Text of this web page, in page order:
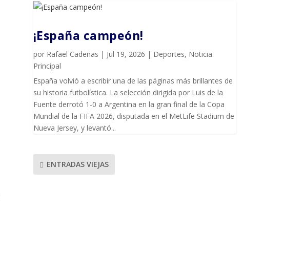
¡España campeón!
por Rafael Cadenas | Jul 19, 2026 | Deportes, Noticia
Principal
España volvió a escribir una de las páginas más brillantes de
su historia futbolística. La selección dirigida por Luis de la
Fuente derrotó 1-0 a Argentina en la gran final de la Copa
Mundial de la FIFA 2026, disputada en el MetLife Stadium de
Nueva Jersey, y levantó...
ENTRADAS VIEJAS